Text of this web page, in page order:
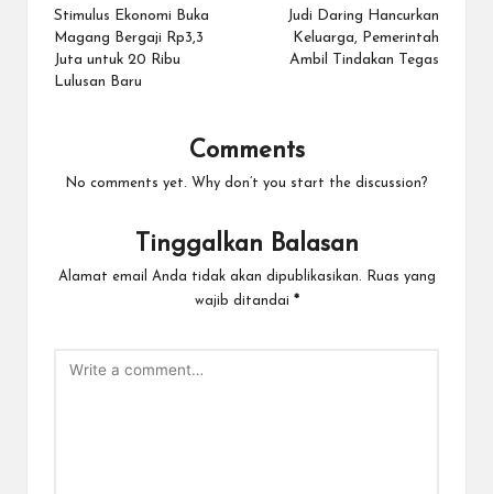
navigation
Stimulus Ekonomi Buka
Magang Bergaji Rp3,3
Juta untuk 20 Ribu
Lulusan Baru
Judi Daring Hancurkan
Keluarga, Pemerintah
Ambil Tindakan Tegas
Comments
No comments yet. Why don’t you start the discussion?
Tinggalkan Balasan
Alamat email Anda tidak akan dipublikasikan.
Ruas yang
wajib ditandai *